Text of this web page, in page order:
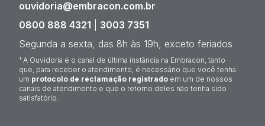
ouvidoria@embracon.com.br
0800 888 4321
3003 7351
Segunda a sexta, das 8h às 19h, exceto feriados
¹ A Ouvidoria é o canal de última instância na Embracon, tanto
que, para receber o atendimento, é necessário que você tenha
um protocolo de reclamação registrado em um de nossos
canais de atendimento e que o retorno deles não tenha sido
satisfatório.